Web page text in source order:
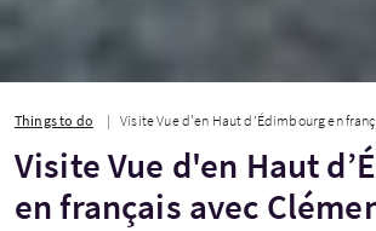
Things to do Visite Vue d'en Haut d’Édimbourg en français avec
Visite Vue d'en Haut
en français avec